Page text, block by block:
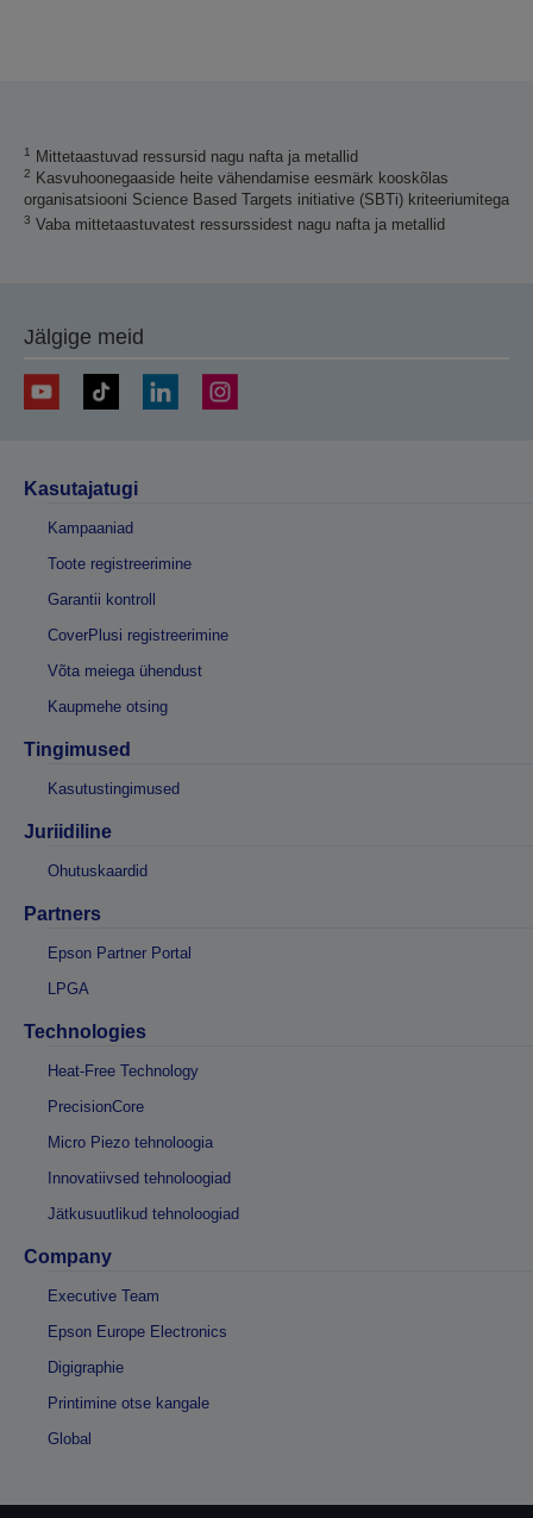
1 Mittetaastuvad ressursid nagu nafta ja metallid
2
Kasvuhoonegaaside heite vähendamise eesmärk kooskõlas
organisatsiooni Science Based Targets initiative (SBTi) kriteeriumitega
3 Vaba mittetaastuvatest ressurssidest nagu nafta ja metallid
Jälgige meid
Kasutajatugi
Kampaaniad
Toote registreerimine
Garantii kontroll
CoverPlusi registreerimine
Võta meiega ühendust
Kaupmehe otsing
Tingimused
Kasutustingimused
Juriidiline
Ohutuskaardid
Partners
Epson Partner Portal
LPGA
Technologies
Heat-Free Technology
PrecisionCore
Micro Piezo tehnoloogia
Innovatiivsed tehnoloogiad
Jätkusuutlikud tehnoloogiad
Company
Executive Team
Epson Europe Electronics
Digigraphie
Printimine otse kangale
Global